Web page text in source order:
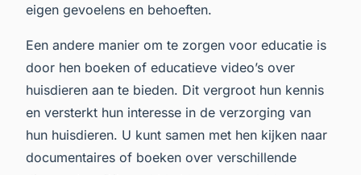
eigen gevoelens en behoeften.
Een andere manier om te zorgen voor educatie is
door hen boeken of educatieve video’s over
huisdieren aan te bieden. Dit vergroot hun kennis
en versterkt hun interesse in de verzorging van
hun huisdieren. U kunt samen met hen kijken naar
documentaires of boeken over verschillende